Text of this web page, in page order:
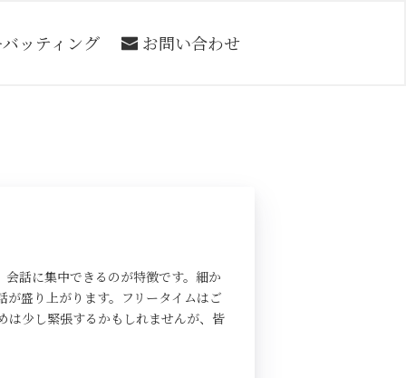
ッティング お問い合わせ
話に集中できるのが特徴です。細か
盛り上がります。フリータイムはご
は少し緊張するかもしれませんが、皆